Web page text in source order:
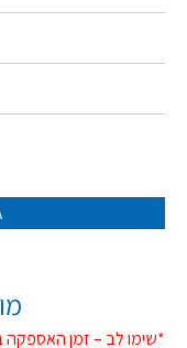
*שימו לב – זמן האספקה